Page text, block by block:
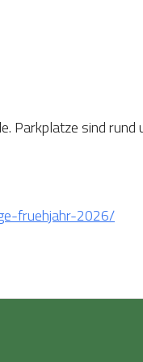
Parkplatze sind rund
fruehjahr-2026/